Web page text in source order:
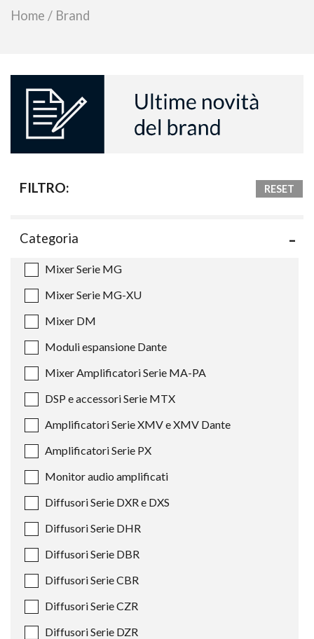
Home / Brand
FILTRO: RESET
Categoria
Mixer Serie MG
Mixer Serie MG-XU
Mixer DM
Moduli espansione Dante
Mixer Amplificatori Serie MA-PA
DSP e accessori Serie MTX
Amplificatori Serie XMV e XMV Dante
Amplificatori Serie PX
Monitor audio amplificati
Diffusori Serie DXR e DXS
Diffusori Serie DHR
Diffusori Serie DBR
Diffusori Serie CBR
Diffusori Serie CZR
Diffusori Serie DZR